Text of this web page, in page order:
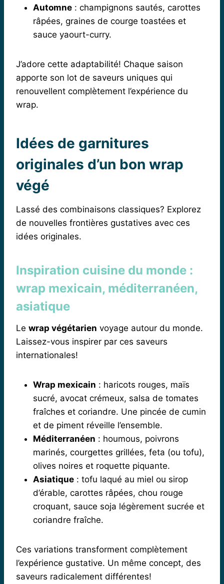
Automne : champignons sautés, carottes
râpées, graines de courge toastées et
sauce yaourt-curry.
J’adore cette adaptabilité! Chaque saison
apporte son lot de saveurs uniques qui
renouvellent complètement l’expérience du
wrap.
Idées de garnitures
originales d’un bon wrap
végé
Lassé des combinaisons classiques? Explorez
de nouvelles frontières gustatives avec ces
idées originales.
Inspiration cuisine du monde :
wrap mexicain, méditerranéen,
asiatique
Le wrap végétarien voyage autour du monde.
Laissez-vous inspirer par ces saveurs
internationales!
Wrap mexicain : haricots rouges, maïs
sucré, avocat crémeux, salsa de tomates
fraîches et coriandre. Une pincée de cumin
et de piment réveille l’ensemble.
Méditerranéen : houmous, poivrons
marinés, courgettes grillées, feta (ou tofu),
olives noires et roquette piquante.
Asiatique : tofu laqué au miel ou sirop
d’érable, carottes râpées, chou rouge
croquant, sauce soja légèrement sucrée et
coriandre fraîche.
Ces variations transforment complètement
l’expérience gustative. Un même concept, des
saveurs radicalement différentes!